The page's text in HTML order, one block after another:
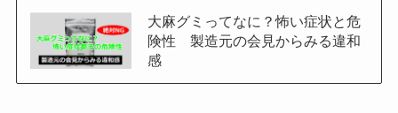
大麻グミってなに？怖い症状と危
険性 製造元の会見からみる違和
感